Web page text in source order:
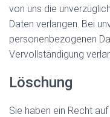
von uns die
Daten verlangen. Bei
personenbezogenen
Vervollständigung
Löschung
Sie haben ein Recht